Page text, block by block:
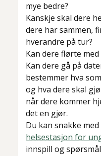
mye bedre?
Kanskje skal dere
dere har sammen,
hverandre på tur?
Kan dere flørte
Kan dere gå på
bestemmer hva
og hva dere skal
når dere kommer
det en gjør.
Du kan snakke
helsestasjon for
innspill og